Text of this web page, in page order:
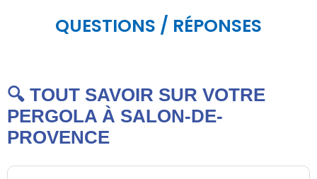
QUESTIONS / RÉPONSES
🔍 TOUT SAVOIR SUR VOTRE
PERGOLA À SALON-DE-
PROVENCE